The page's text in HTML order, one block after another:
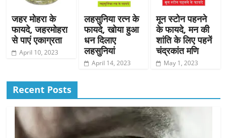
जहर मोहरा के
फायदे, जहरमोहरा
से पाएं एकाग्रता
April 10, 2023
लहसुनिया रत्न के
फायदे, खोया हुआ
धन दिलाए
लहसुनियां
April 14, 2023
मून स्टोन पहनने
के फायदे, मन की
शांति के लिए पहनें
चंद्रकांत मणि
May 1, 2023
Recent Posts